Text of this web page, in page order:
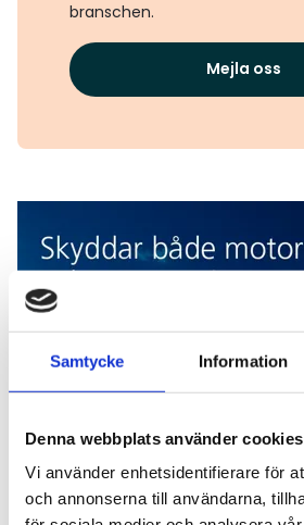
Samtycke Information
Denna webbplats använder cookies
Vi använder enhetsidentifierare för
och annonserna till användarna,
branschen.
Mejla oss